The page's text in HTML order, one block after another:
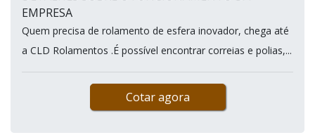
EMPRESA
Quem precisa de rolamento de esfera inovador, chega até
a CLD Rolamentos .É possível encontrar correias e polias,...
Cotar agora